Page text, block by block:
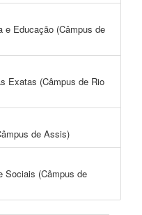
e Educação (Câmpus de
Exatas (Câmpus de Rio
de Assis)
Sociais (Câmpus de